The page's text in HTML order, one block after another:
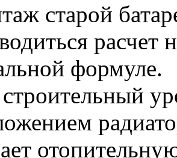
старой
расчет
формуле.